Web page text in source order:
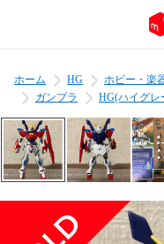
ホーム HG ホビー・楽
ガンプラ
HG(ハイグレ